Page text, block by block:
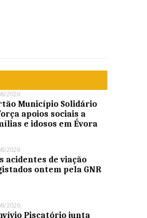
2026
Município Solidário
apoios sociais a
e idosos em Évora
2026
acidentes de viação
ontem pela GNR
2026
Piscatório junta